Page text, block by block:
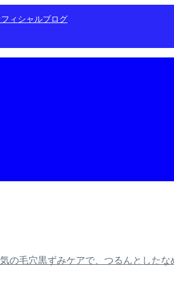
ィシャルブログ